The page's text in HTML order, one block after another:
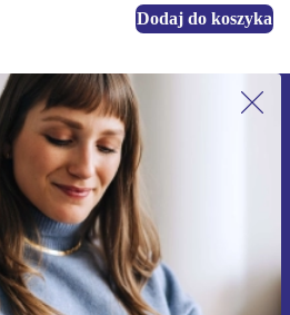
Dodaj do koszyka
na nasz newsletter!
żadnej oferty.
się